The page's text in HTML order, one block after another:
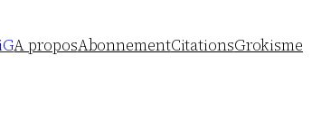
A proposAbonnementCitationsGrokisme